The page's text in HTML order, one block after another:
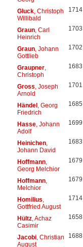
Gluck, Christoph
Willibald
1714
Graun, Carl
Heinrich
1703
Graun, Johann
Gottlieb
1702
Graupner,
Christoph
1683
Gross , Joseph
Arnold
1701
Händel, Georg
Friedrich
1685
Hasse, Johann
Adolf
1699
Heinichen,
Johann David
1683
Hoffmann,
Georg Melchior
1679
Hoffmann,
Melchior
1679
Homilius
Gottfried August
1714
Hültz, Achaz
Casimir
1658
Jacobi, Christian
August
1688